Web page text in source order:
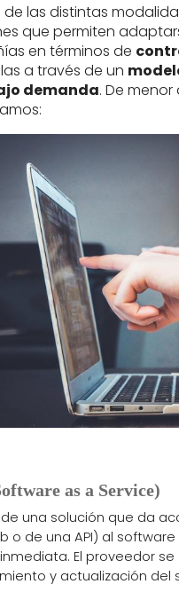
de las distintas
que permiten
en términos de
a través de un
demanda. De
as a Service)
una solución que da
o de una API) al
El proveedor
y actualización del